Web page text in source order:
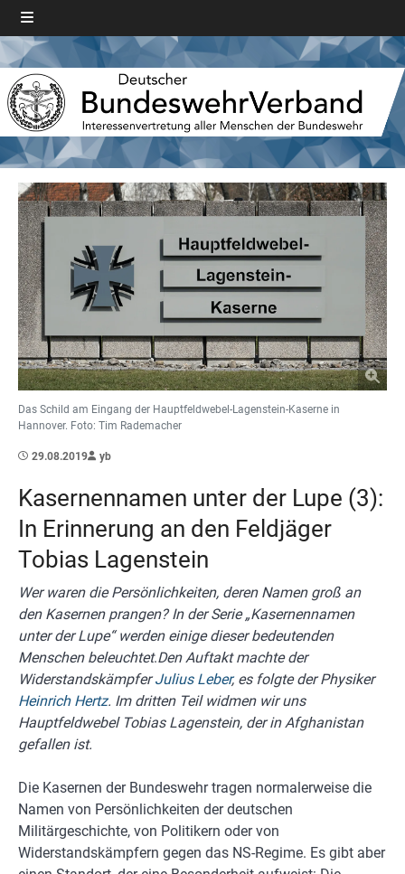
Das Schild am Eingang der Hauptfeldwebel-Lagenstein-Kaserne in
Hannover. Foto: Tim Rademacher
29.08.2019 yb
Kasernennamen unter der Lupe (3):
In Erinnerung an den Feldjäger
Tobias Lagenstein
Wer waren die Persönlichkeiten, deren Namen groß an
den Kasernen prangen? In der Serie „Kasernennamen
unter der Lupe“ werden einige dieser bedeutenden
Menschen beleuchtet.Den Auftakt machte der
WiderstandskämpferJulius Leber, es folgte der Physiker
Heinrich Hertz. Im dritten Teil widmen wir uns
Hauptfeldwebel Tobias Lagenstein, der in Afghanistan
gefallen ist.
Die Kasernen der Bundeswehr tragen normalerweise die
Namen von Persönlichkeiten der deutschen
Militärgeschichte, von Politikern oder von
Widerstandskämpfern gegen das NS-Regime. Es gibt aber